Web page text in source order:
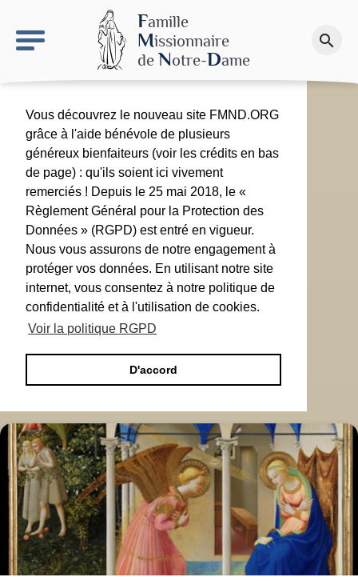
Famille
Missionnaire
de Notre-Dame
search
Faire un don
Vous découvrez le nouveau site FMND.ORG
grâce à l'aide bénévole de plusieurs
généreux bienfaiteurs (voir les crédits en bas
de page) : qu'ils soient ici vivement
remerciés ! Depuis le 25 mai 2018, le «
Règlement Général pour la Protection des
Données » (RGPD) est entré en vigueur.
Nous vous assurons de notre engagement à
protéger vos données. En utilisant notre site
internet, vous consentez à notre politique de
confidentialité et à l'utilisation de cookies.
Voir la politique RGPD
D'accord